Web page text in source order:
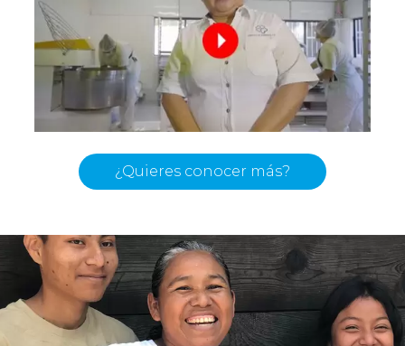
¿Quieres conocer más?